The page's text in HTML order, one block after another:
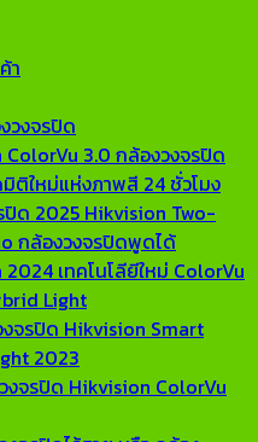
า
วงจรปิด
3.0 กล้องวงจรปิด
ติใหม่แห่งภาพสี 24 ชั่วโมง
ปิด 2025 Hikvision Two-
กล้องวงจรปิดพูดได้
เทคโนโลียีใหม่ ColorVu
Light
งจรปิด Hikvision Smart
2023
งจรปิด Hikvision ColorVu